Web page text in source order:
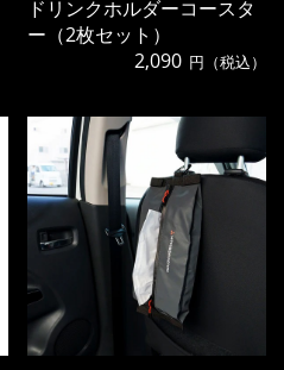
ドリンクホルダーコースタ
ー（2枚セット）
2,090 円（税込）